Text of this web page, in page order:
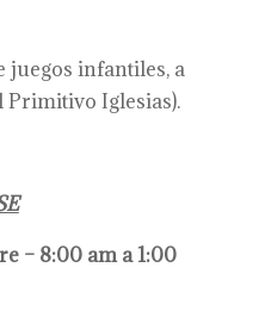
juegos infantiles, a
Iglesias).
– 8:00 am a 1:00